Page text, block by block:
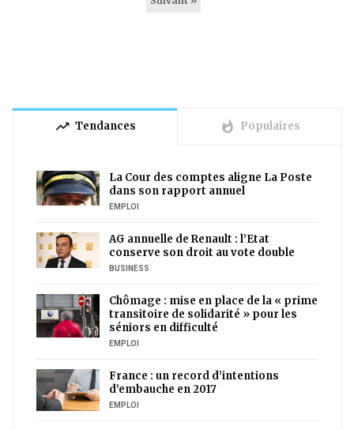
trending_up Tendances whatshot Populaires
La Cour des comptes aligne La Poste
dans son rapport annuel
EMPLOI
AG annuelle de Renault : l’Etat
conserve son droit au vote double
BUSINESS
Chômage : mise en place de la « prime
transitoire de solidarité » pour les
séniors en difficulté
EMPLOI
France : un record d’intentions
d’embauche en 2017
EMPLOI